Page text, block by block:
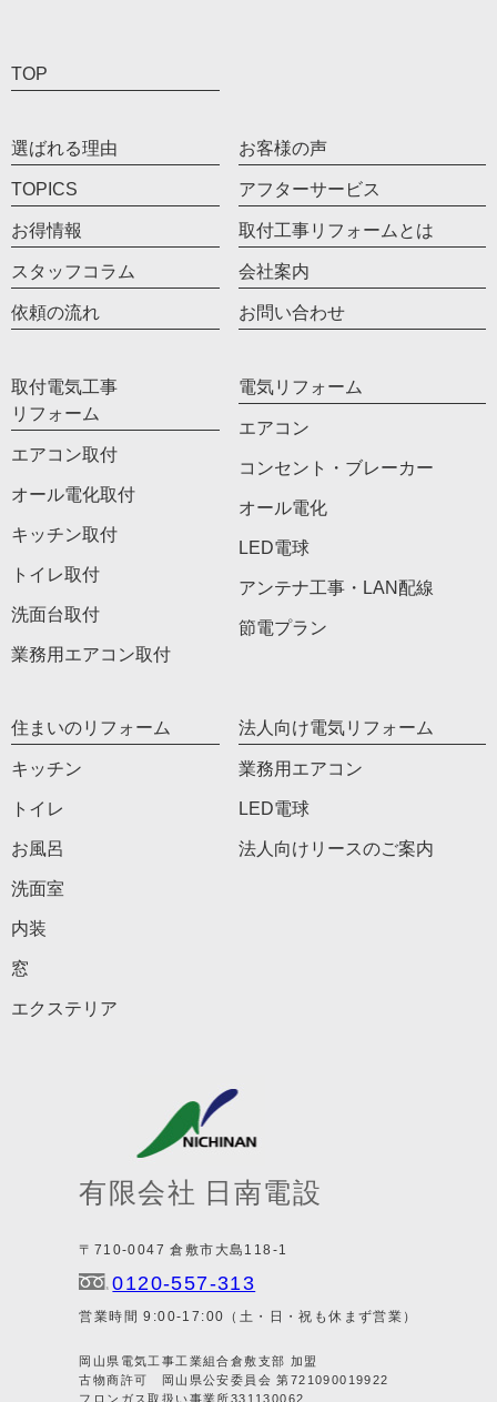
TOP
選ばれる理由
TOPICS
お得情報
スタッフコラム
依頼の流れ
お客様の声
アフターサービス
取付工事リフォームとは
会社案内
お問い合わせ
取付電気工事
リフォーム
エアコン取付
オール電化取付
キッチン取付
トイレ取付
洗面台取付
業務用エアコン取付
電気リフォーム
エアコン
コンセント・ブレーカー
オール電化
LED電球
アンテナ工事・LAN配線
節電プラン
住まいのリフォーム
キッチン
トイレ
お風呂
洗面室
内装
窓
エクステリア
法人向け電気リフォーム
業務用エアコン
LED電球
法人向けリースのご案内
有限会社 日南電設
〒710-0047 倉敷市大島118-1
0120-557-313
営業時間 9:00-17:00（土・日・祝も休まず営業）
岡山県電気工事工業組合倉敷支部 加盟
古物商許可 岡山県公安委員会 第721090019922
フロンガス取扱い事業所331130062